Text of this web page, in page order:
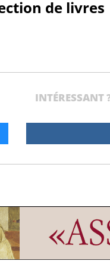
de livres
INTÉRESSANT